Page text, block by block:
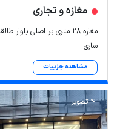
مغازه و تجاری
مغازه ۲۸ متری بر اصلی بلوار طالقانی
ساری
مشاهده جزییات
4 تصویر